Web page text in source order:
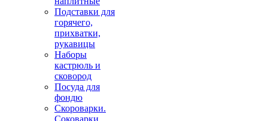
Подставки для
горячего,
прихватки,
рукавицы
Наборы
кастрюль и
сковород
Посуда для
фондю
Скороварки.
Соковарки